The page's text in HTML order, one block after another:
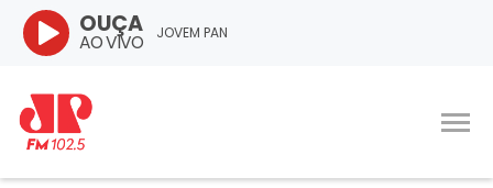
JOVEM PAN
OUÇA
AO VIVO